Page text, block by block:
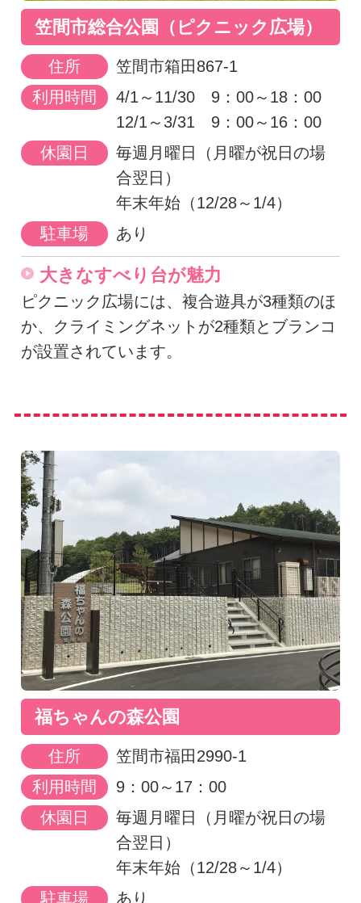
笠間市総合公園（ピクニック広場）
住所
笠間市箱田867-1
利用時間
4/1～11/30 9：00～18：00
12/1～3/31 9：00～16：00
休園日
毎週月曜日（月曜が祝日の場
合翌日）
年末年始（12/28～1/4）
駐車場
あり
大きなすべり台が魅力
ピクニック広場には、複合遊具が3種類のほ
か、クライミングネットが2種類とブランコ
が設置されています。
福ちゃんの森公園
住所
笠間市福田2990-1
利用時間
9：00～17：00
休園日
毎週月曜日（月曜が祝日の場
合翌日）
年末年始（12/28～1/4）
駐車場
あり